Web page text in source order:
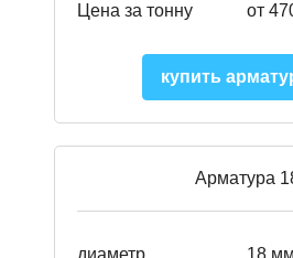
Цена за тонну от
купить
Арматура